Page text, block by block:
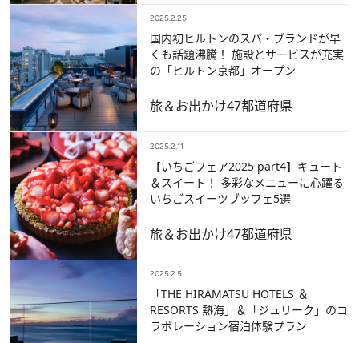
2025.2.25
国内初ヒルトンのスパ・ブランドが早
くも話題沸騰！ 施設とサービスが充実
の「ヒルトン京都」オープン
旅＆お出かけ47都道府県
2025.2.11
【いちごフェア2025 part4】キュート
＆スイート！ 多彩なメニューに心躍る
いちごスイーツブッフェ5選
旅＆お出かけ47都道府県
2025.2.5
「THE HIRAMATSU HOTELS ＆
RESORTS 熱海」＆「ジュリーク」のコ
ラボレーション宿泊体験プラン